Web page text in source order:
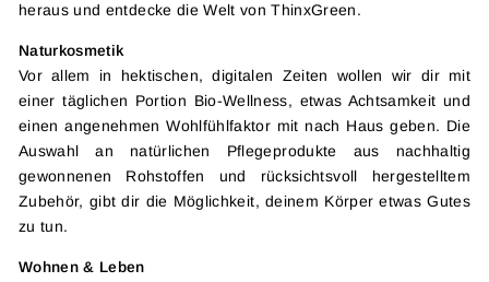
heraus und entdecke die Welt von ThinxGreen.
Naturkosmetik
Vor allem in hektischen, digitalen Zeiten wollen wir dir mit
einer täglichen Portion Bio-Wellness, etwas Achtsamkeit und
einen angenehmen Wohlfühlfaktor mit nach Haus geben. Die
Auswahl an natürlichen Pflegeprodukte aus nachhaltig
gewonnenen Rohstoffen und rücksichtsvoll hergestelltem
Zubehör, gibt dir die Möglichkeit, deinem Körper etwas Gutes
zu tun.
Wohnen & Leben